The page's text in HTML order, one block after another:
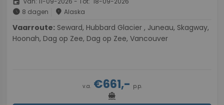
schedule 8 dagen place Alaska
Vaarroute:
Hoonah, Dag op Zee, Dag op Zee, Vancouver
v.a.€661,- p.p.
directions_boat